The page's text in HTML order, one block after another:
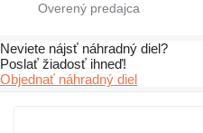
Neviete nájsť náhradný diel?
Poslať žiadosť ihneď!
Objednať náhradný diel